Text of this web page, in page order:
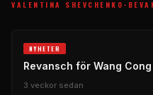
VALENTINA SHEVCHENKO-
NYHETER
Revansch för Wang
3 veckor sedan